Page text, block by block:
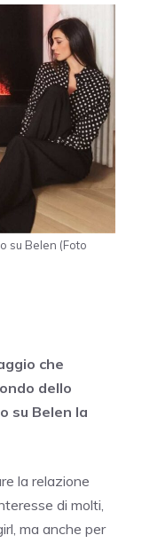
su Belen (Foto
che
dello
su Belen la
la relazione
di molti,
ma anche per